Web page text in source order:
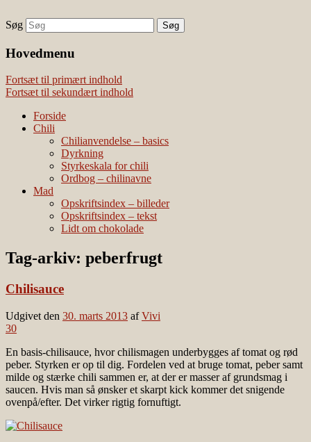
Наши партнеры
лучшие займы
Vivis chili
chili – dyrkning og mad
Søg
Hovedmenu
Fortsæt til primært indhold
Fortsæt til sekundært indhold
Forside
Chili
Chilianvendelse – basics
Dyrkning
Styrkeskala for chili
Ordbog – chilinavne
Mad
Opskriftsindex – billeder
Opskriftsindex – tekst
Lidt om chokolade
Tag-arkiv: peberfrugt
Chilisauce
Udgivet den 30. marts 2013 afVivi
30
En basis-chilisauce, hvor chilismagen underbygges af tomat og rød
peber. Styrken er op til dig. Fordelen ved at bruge tomat, peber samt
milde og stærke chili sammen er, at der er masser af grundsmag i
saucen. Hvis man så ønsker et skarpt kick kommer det snigende
ovenpå/efter. Det virker rigtig fornuftigt.